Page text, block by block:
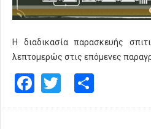
Η διαδικασία παρασκευής
λεπτομερώς στις επόμενες
Facebook
Twitter